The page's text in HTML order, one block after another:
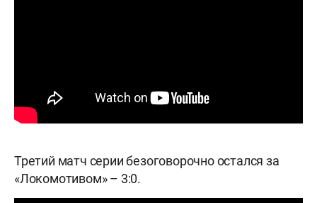
Третий матч серии безоговорочно остался за
«Локомотивом» – 3:0.